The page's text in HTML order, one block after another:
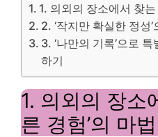
1. 의외의 장소에서 찾는
2. ‘작지만 확실한 정성
3. ‘나만의 기록’으로
하기
1. 의외의 장소
른 경험’의 마법